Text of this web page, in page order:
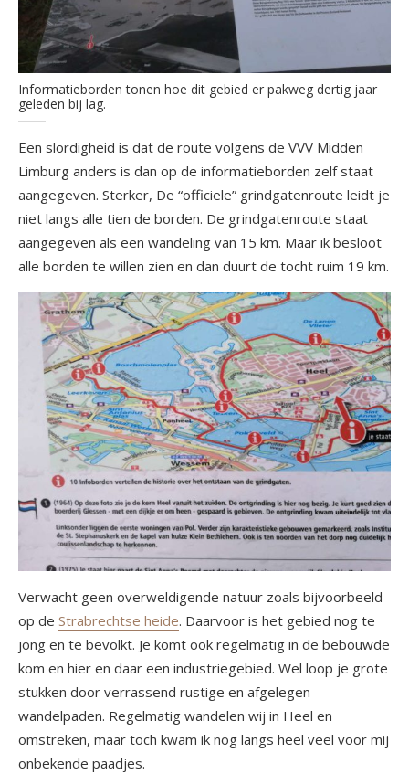
Informatieborden tonen hoe dit gebied er pakweg dertig jaar
geleden bij lag.
Een slordigheid is dat de route volgens de VVV Midden
Limburg anders is dan op de informatieborden zelf staat
aangegeven. Sterker, De “officiele” grindgatenroute leidt je
niet langs alle tien de borden. De grindgatenroute staat
aangegeven als een wandeling van 15 km. Maar ik besloot
alle borden te willen zien en dan duurt de tocht ruim 19 km.
Verwacht geen overweldigende natuur zoals bijvoorbeeld
op de Strabrechtse heide. Daarvoor is het gebied nog te
jong en te bevolkt. Je komt ook regelmatig in de bebouwde
kom en hier en daar een industriegebied. Wel loop je grote
stukken door verrassend rustige en afgelegen
wandelpaden. Regelmatig wandelen wij in Heel en
omstreken, maar toch kwam ik nog langs heel veel voor mij
onbekende paadjes.